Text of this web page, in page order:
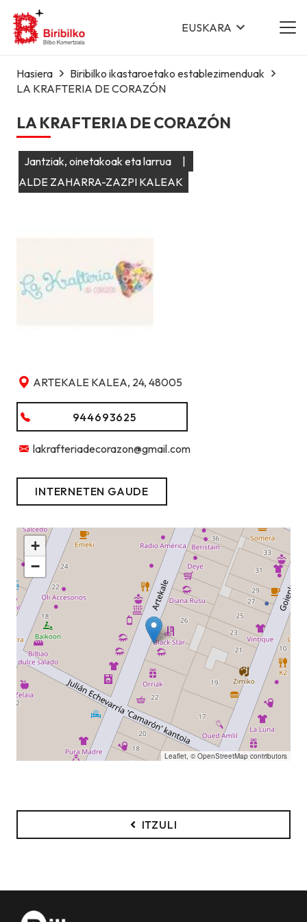
EUSKARA
Hasiera
Biribilko ikastaroetako establezimenduak
LA KRAFTERIA DE CORAZÓN
LA KRAFTERIA DE CORAZÓN
Jantziak, oinetakoak eta larrua
|
ALDE ZAHARRA-ZAZPI KALEAK
ARTEKALE KALEA, 24, 48005
944693625
lakrafteriadecorazon@gmail.com
INTERNETEN GAUDE
+
−
Leaflet, ©OpenStreetMapcontributors
ITZULI